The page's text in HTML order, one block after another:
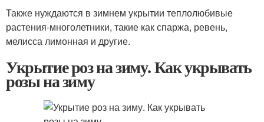
Также нуждаются в зимнем укрытии теплолюбивые
растения-многолетники, такие как спаржа, ревень,
мелисса лимонная и другие.
Укрытие роз на зиму. Как укрывать
розы на зиму